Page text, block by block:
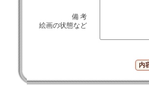
備 考
絵画の状態など